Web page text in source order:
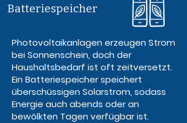
Batteriespeicher
Photovoltaikanlagen erzeugen Strom
bei Sonnenschein, doch der
Haushaltsbedarf ist oft zeitversetzt.
Ein Batteriespeicher speichert
überschüssigen Solarstrom, sodass
Energie auch abends oder an
bewölkten Tagen verfügbar ist.